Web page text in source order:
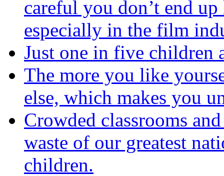
careful you don’t end
especially in the film
Just one in five children
The more you like
else, which makes you
Crowded classrooms
waste of our greatest
children.